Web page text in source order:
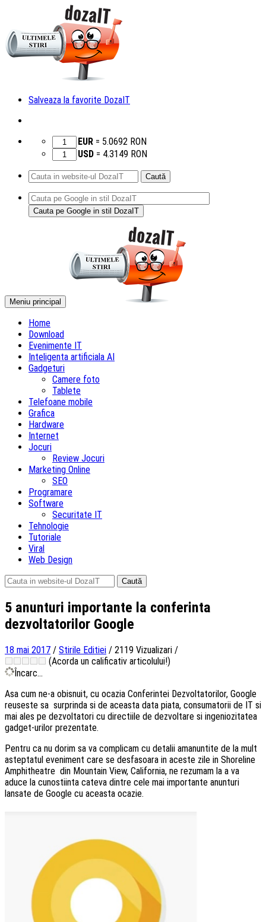
Salveaza la favorite DozaIT
EUR = 5.0692 RON
USD = 4.3149 RON
Caută
după:
Meniu principal
Home
Download
Evenimente IT
Inteligenta artificiala AI
Gadgeturi
Camere foto
Tablete
Telefoane mobile
Grafica
Hardware
Internet
Jocuri
Review Jocuri
Marketing Online
SEO
Programare
Software
Securitate IT
Tehnologie
Tutoriale
Viral
Web Design
Caută
după:
5 anunturi importante la conferinta
dezvoltatorilor Google
18 mai 2017 / Stirile Editiei / 2119 Vizualizari /
(Acorda un calificativ articolului!)
Încarc...
Asa cum ne-a obisnuit, cu ocazia Conferintei Dezvoltatorilor, Google
reuseste sa surprinda si de aceasta data piata, consumatorii de IT si
mai ales pe dezvoltatori cu directiile de dezvoltare si ingeniozitatea
gadget-urilor prezentate.
Pentru ca nu dorim sa va complicam cu detalii amanuntite de la mult
asteptatul eveniment care se desfasoara in aceste zile in Shoreline
Amphitheatre din Mountain View, California, ne rezumam la a va
aduce la cunostiinta cateva dintre cele mai importante anunturi
lansate de Google cu aceasta ocazie.